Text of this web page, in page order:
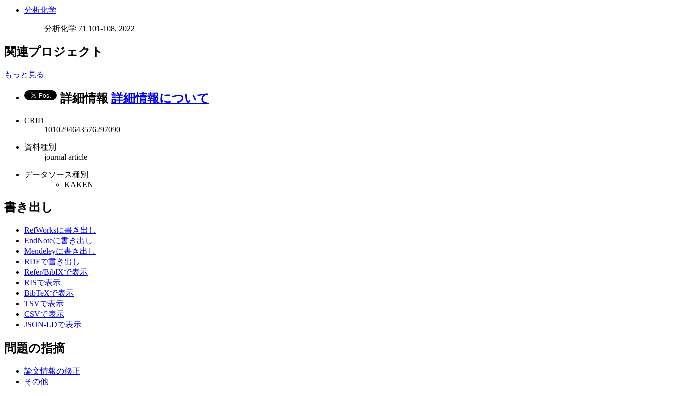
分析化学
分析化学 71 101-108, 2022
関連プロジェクト
もっと見る
詳細情報 詳細情報について
CRID
1010294643576297090
資料種別
journal article
データソース種別
KAKEN
書き出し
RefWorksに書き出し
EndNoteに書き出し
Mendeleyに書き出し
RDFで書き出し
Refer/BibIXで表示
RISで表示
BibTeXで表示
TSVで表示
CSVで表示
JSON-LDで表示
問題の指摘
論文情報の修正
その他